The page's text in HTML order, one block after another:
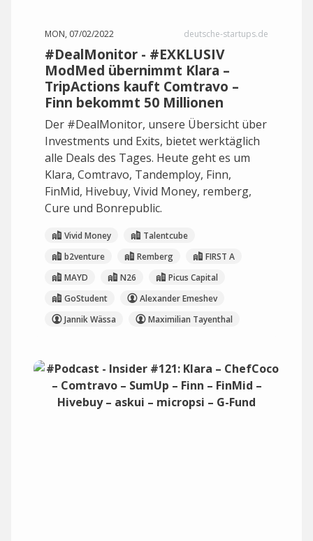
MON, 07/02/2022 deutsche-startups.de
#DealMonitor - #EXKLUSIV
ModMed übernimmt Klara –
TripActions kauft Comtravo –
Finn bekommt 50 Millionen
Der #DealMonitor, unsere Übersicht über
Investments und Exits, bietet werktäglich
alle Deals des Tages. Heute geht es um
Klara, Comtravo, Tandemploy, Finn,
FinMid, Hivebuy, Vivid Money, remberg,
Cure und Bonrepublic.
Vivid Money
Talentcube
b2venture
Remberg
FIRST A
MAYD
N26
Picus Capital
GoStudent
Alexander Emeshev
Jannik Wässa
Maximilian Tayenthal